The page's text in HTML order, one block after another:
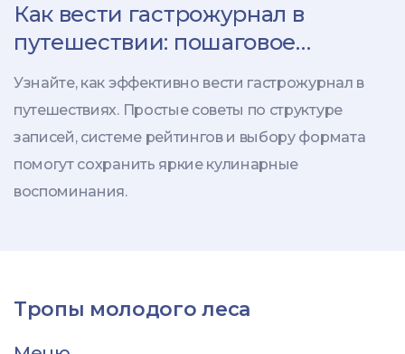
Как вести гастрожурнал в
путешествии: пошаговое
руководство по заметкам и
рейтингам
Узнайте, как эффективно вести гастрожурнал в
путешествиях. Простые советы по структуре
записей, системе рейтингов и выбору формата
помогут сохранить яркие кулинарные
воспоминания.
Тропы молодого леса